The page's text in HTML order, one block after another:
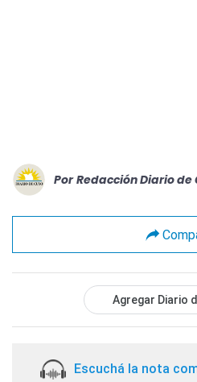
Por Redacción Diario de
Agregar Diario
Escuchá la nota